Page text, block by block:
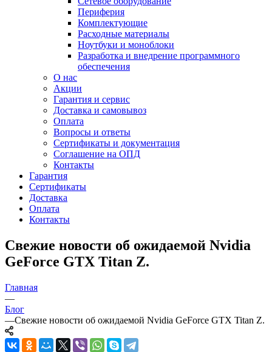
Периферия
Комплектующие
Расходные материалы
Ноутбуки и моноблоки
Разработка и внедрение программного
обеспечения
О нас
Акции
Гарантия и сервис
Доставка и самовывоз
Оплата
Вопросы и ответы
Сертификаты и документация
Соглашение на ОПД
Контакты
Гарантия
Сертификаты
Доставка
Оплата
Контакты
Свежие новости об ожидаемой Nvidia
GeForce GTX Titan Z.
Главная
—
Блог
—Свежие новости об ожидаемой Nvidia GeForce GTX Titan Z.